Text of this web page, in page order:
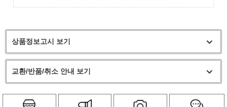
상품정보고시 보기
교환/반품/취소 안내 보기